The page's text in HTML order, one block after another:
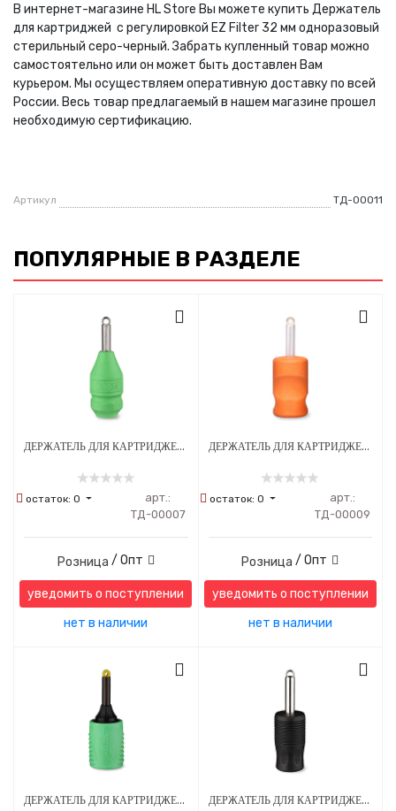
В интернет-магазине HL Store Вы можете купить Держатель
для картриджей с регулировкой EZ Filter 32 мм одноразовый
стерильный серо-черный. Забрать купленный товар можно
самостоятельно или он может быть доставлен Вам
курьером. Мы осуществляем оперативную доставку по всей
России. Весь товар предлагаемый в нашем магазине прошел
необходимую сертификацию.
Артикул ТД-00011
ПОПУЛЯРНЫЕ В РАЗДЕЛЕ
ДЕРЖАТЕЛЬ ДЛЯ КАРТРИДЖЕЙ EZ TATTOO 25 ММ ОДНОРАЗОВЫЙ СТЕРИЛЬНЫЙ ЗЕЛЕНЫЙ
остаток: 0
арт.:
ТД-00007
Розница / Опт
уведомить о поступлении
нет в наличии
ДЕРЖАТЕЛЬ ДЛЯ КАРТРИДЖЕЙ EZ TATTOO 28 ММ ОДНОРАЗОВЫЙ СТЕРИЛЬНЫЙ ОРАНЖЕВЫЙ
остаток:0
арт.:
ТД-00009
Розница / Опт
уведомить о поступлении
нет в наличии
ДЕРЖАТЕЛЬ ДЛЯ КАРТРИДЖЕЙ С РЕГУЛИРОВКОЙ EZ FILTER 32 ММ ОДНОРАЗОВЫЙ СТЕРИЛЬНЫЙ ЗЕЛЕНЫЙ ДЕРЖАТЕЛЬ ДЛЯ КАРТРИДЖЕЙ EZ TATTOO 25 ММ ОДНОРАЗОВЫЙ СТЕРИЛЬНЫЙ ЧЕРНЫЙ